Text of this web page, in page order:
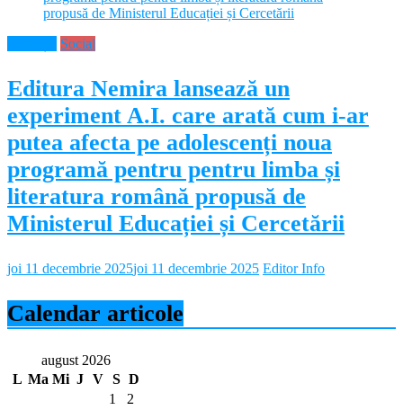
Social
Editura Nemira lansează un
experiment A.I. care arată cum i-ar
putea afecta pe adolescenți noua
programă pentru pentru limba și
literatura română propusă de
Ministerul Educației și Cercetării
joi 11 decembrie 2025joi 11 decembrie 2025 Editor Info
Calendar articole
august 2026
L Ma Mi J V S D
1
2